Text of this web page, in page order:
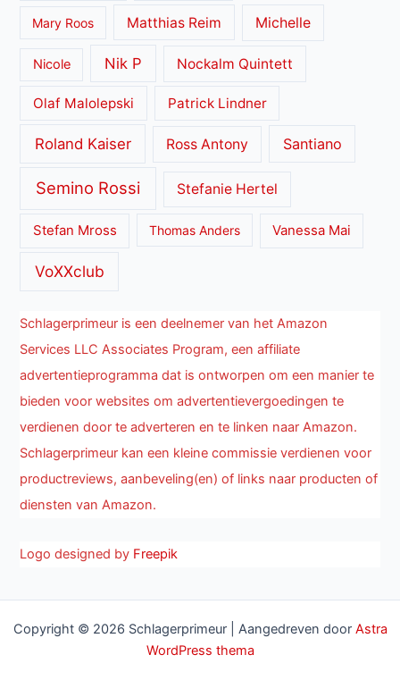
Mary Roos Matthias Reim Michelle
Nicole Nik P Nockalm Quintett
Olaf Malolepski Patrick Lindner
Roland Kaiser Ross Antony Santiano
Semino Rossi Stefanie Hertel
Stefan Mross Thomas Anders Vanessa Mai
VoXXclub
Schlagerprimeur is een deelnemer van het Amazon
Services LLC Associates Program, een affiliate
advertentieprogramma dat is ontworpen om een manier te
bieden voor websites om advertentievergoedingen te
verdienen door te adverteren en te linken naar Amazon.
Schlagerprimeur kan een kleine commissie verdienen voor
productreviews, aanbeveling(en) of links naar producten of
diensten van Amazon.
Logo designed by Freepik
Copyright © 2026 Schlagerprimeur | Aangedreven door Astra
WordPress thema